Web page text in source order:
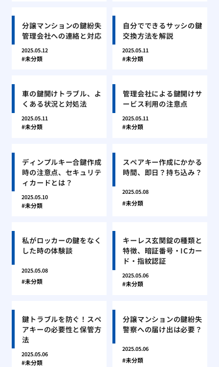
分譲マンションの鍵紛失
管理会社への連絡と対応
2025.05.12
未分類
自分でできるサッシの鍵
交換方法を解説
2025.05.11
未分類
車の鍵開けトラブル、よ
くある状況と対処法
2025.05.11
未分類
管理会社による鍵開けサ
ービス利用の注意点
2025.05.11
未分類
ディンプルキー合鍵作成
時の注意点、セキュリテ
ィカードとは？
2025.05.10
未分類
スペアキー作成にかかる
時間、即日？持ち込み？
2025.05.08
未分類
私がロッカーの鍵をなく
した時の体験談
2025.05.08
未分類
キーレス玄関錠の種類と
特徴、暗証番号・ICカー
ド・指紋認証
2025.05.06
未分類
鍵トラブルを防ぐ！スペ
アキーの必要性と保管方
法
2025.05.06
未分類
分譲マンションの鍵紛失
警察への届け出は必要？
2025.05.06
未分類